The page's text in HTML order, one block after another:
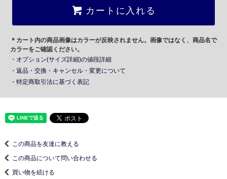
カートに入れる
＊カート内の商品画像はカラーが反映されません。画像ではなく、商品名で
カラーをご確認ください。
・オプション(サイズ詳細)の値段詳細
・返品・交換・キャンセル・変更について
・特定商取引法に基づく表記
この商品を友達に教える
この商品について問い合わせる
買い物を続ける